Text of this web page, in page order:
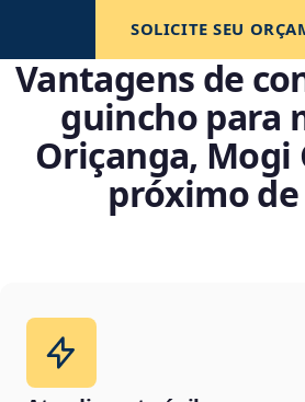
SOLICITE SEU
Vantagens de
guincho para
Oriçanga, Mogi
próximo